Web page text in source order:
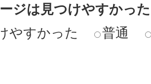
ジは見つけやすかっ
やすかった
普通